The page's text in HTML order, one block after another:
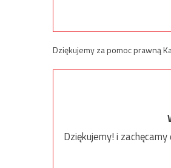
Dziękujemy za pomoc prawną
Dziękujemy! i